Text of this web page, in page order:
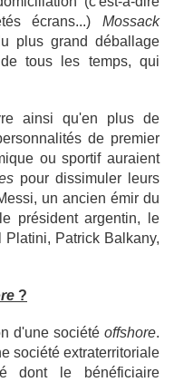
écrans...) Mossack
plus grand déballage
tous les temps, qui
ainsi qu'en plus de
de premier
ou sportif auraient
pour dissimuler leurs
un ancien émir du
président argentin, le
Platini, Patrick Balkany,
?
d'une société offshore.
société extraterritoriale
dont le bénéficiaire